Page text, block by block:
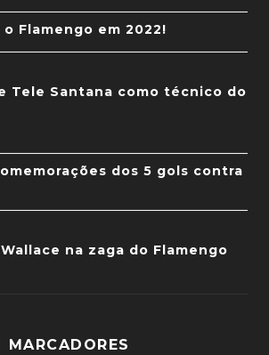
Flamengo em 2022!
Tele Santana como técnico do
dos 5 gols contra
na zaga do Flamengo
MARCADORES